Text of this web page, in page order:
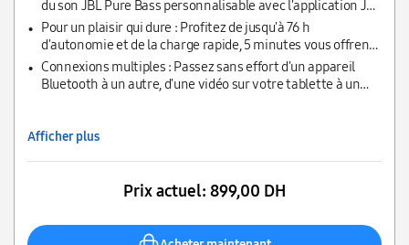
du son JBL Pure Bass personnalisable avec l'application JBL
Headphones, adaptez le son à vos goûts et profitez de votre
expérience d'écoute
Pour un plaisir qui dure : Profitez de jusqu'à 76 h
d'autonomie et de la charge rapide, 5 minutes vous offrent
3 h de musique en plus ; avec le câble USB-C rechargez la
batterie en 2 h seulement
Connexions multiples : Passez sans effort d'un appareil
Bluetooth à un autre, d'une vidéo sur votre tablette à un
Afficher plus
Prix actuel: 899,00 DH